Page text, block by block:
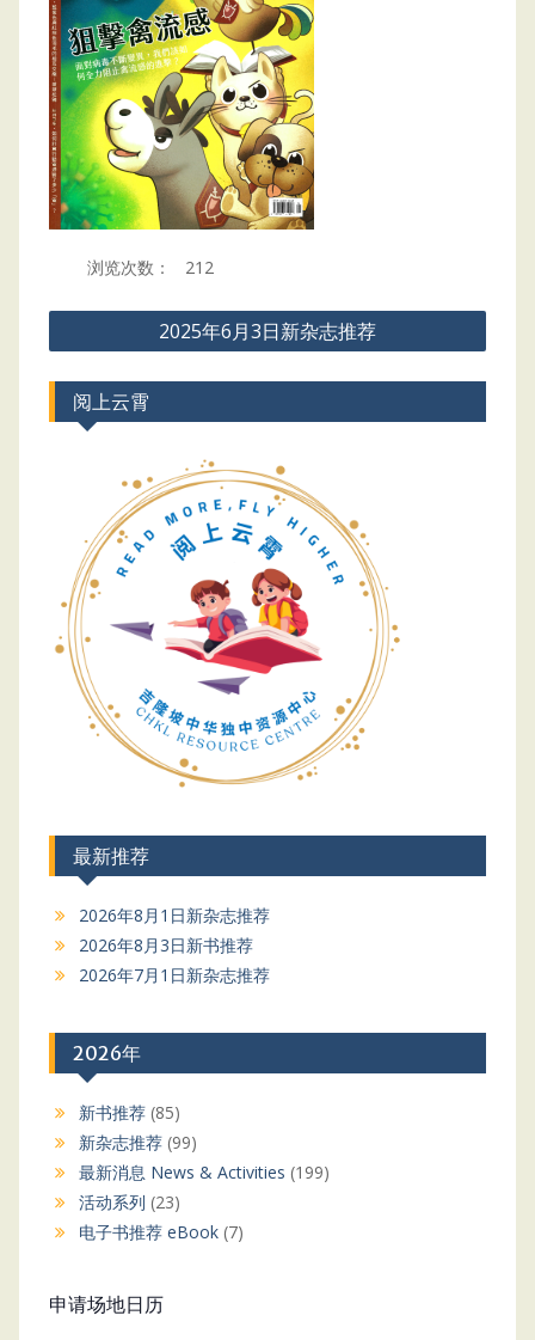
浏览次数： 212
Post
navigation
2025年6月3日新杂志推荐
阅上云霄
最新推荐
2026年8月1日新杂志推荐
2026年8月3日新书推荐
2026年7月1日新杂志推荐
2026年
新书推荐(85)
新杂志推荐(99)
最新消息 News & Activities (199)
活动系列 (23)
电子书推荐 eBook(7)
申请场地日历